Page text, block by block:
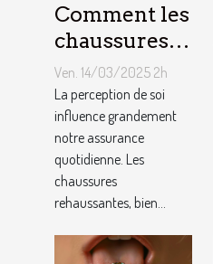
Comment les
chaussures
rehaussantes
améliorent-
elles la
confiance en
soi ?
Ven. 14/03/2025 2h
La perception de soi
influence grandement
notre assurance
quotidienne. Les
chaussures
rehaussantes, bien...